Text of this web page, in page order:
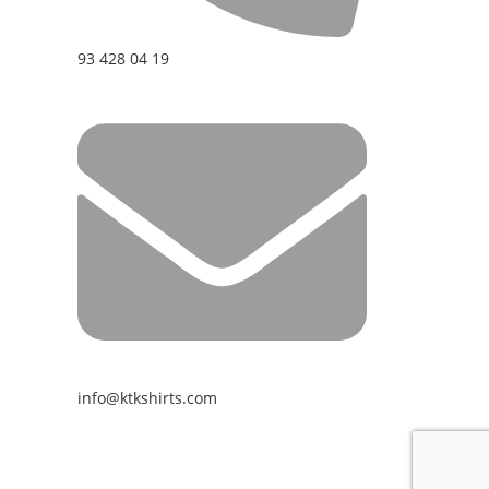
93 428 04 19
info@ktkshirts.com